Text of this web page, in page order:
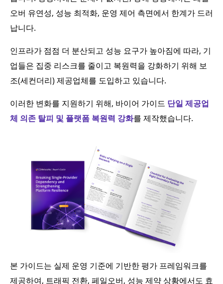
오버 유연성, 성능 최적화, 운영 제어 측면에서 한계가 드러
납니다.
인프라가 점점 더 분산되고 성능 요구가 높아짐에 따라, 기
업들은 집중 리스크를 줄이고 복원력을 강화하기 위해 보
조(세컨더리) 제공업체를 도입하고 있습니다.
이러한 변화를 지원하기 위해, 바이어 가이드 단일 제공업
체 의존 탈피 및 플랫폼 복원력 강화를 제작했습니다.
본 가이드는 실제 운영 기준에 기반한 평가 프레임워크를
제공하여, 트래픽 전환, 페일오버, 성능 제약 상황에서도 효